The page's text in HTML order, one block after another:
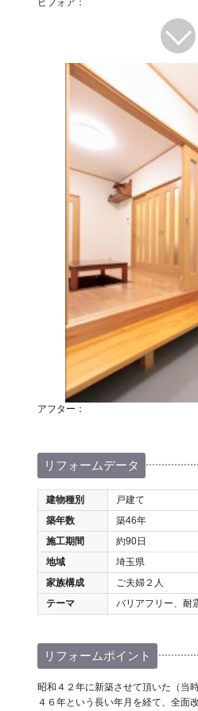
アフター：
リフォームデータ
建物種別
戸建て
築年数
築46年
施工期間
約90日
地域
埼玉県
家族構成
ご夫婦２人
テーマ
バリアフリー、耐
リフォームポイント
昭和４２年に新築させて頂いた（当
４６年という長い年月を経て、全面